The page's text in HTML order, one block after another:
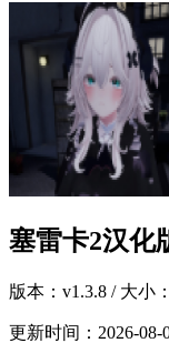
塞雷卡2汉化
版本： v1.3.8 / 大小
更新时间： 2026-08-